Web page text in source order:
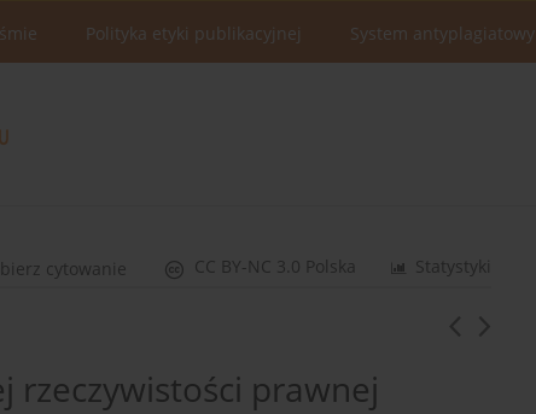
Polityka etyki publikacyjnej System antyplagiatowy
Statystyki
CC BY-NC 3.0 Polska
cytowanie
rzeczywistości prawnej